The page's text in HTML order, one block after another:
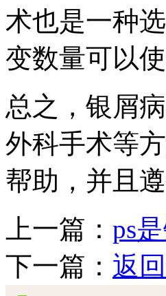
术也是一种
变数量可以
总之，银屑
外科手术等
帮助，并且
上一篇： ps
下一篇： 返